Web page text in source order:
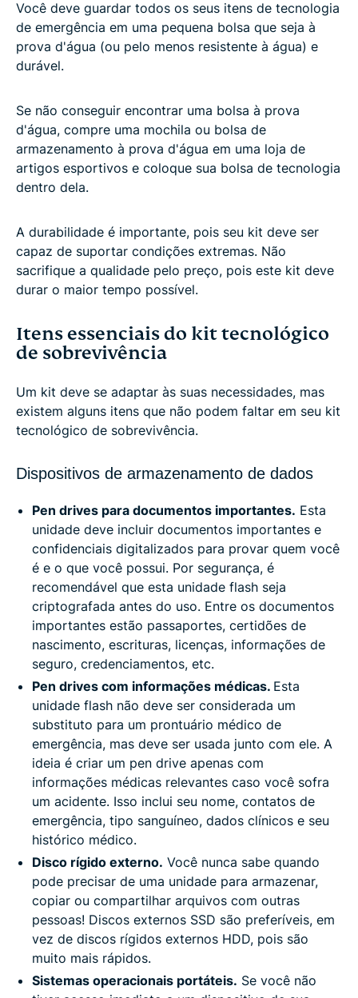
Você deve guardar todos os seus itens de tecnologia
de emergência em uma pequena bolsa que seja à
prova d'água (ou pelo menos resistente à água) e
durável.
Se não conseguir encontrar uma bolsa à prova
d'água, compre uma mochila ou bolsa de
armazenamento à prova d'água em uma loja de
artigos esportivos e coloque sua bolsa de tecnologia
dentro dela.
A durabilidade é importante, pois seu kit deve ser
capaz de suportar condições extremas. Não
sacrifique a qualidade pelo preço, pois este kit deve
durar o maior tempo possível.
Itens essenciais do kit tecnológico
de sobrevivência
Um kit deve se adaptar às suas necessidades, mas
existem alguns itens que não podem faltar em seu kit
tecnológico de sobrevivência.
Dispositivos de armazenamento de dados
Pen drives para documentos importantes. Esta
unidade deve incluir documentos importantes e
confidenciais digitalizados para provar quem você
é e o que você possui. Por segurança, é
recomendável que esta unidade flash seja
criptografada antes do uso. Entre os documentos
importantes estão passaportes, certidões de
nascimento, escrituras, licenças, informações de
seguro, credenciamentos, etc.
Pen drives com informações médicas. Esta
unidade flash não deve ser considerada um
substituto para um prontuário médico de
emergência, mas deve ser usada junto com ele. A
ideia é criar um pen drive apenas com
informações médicas relevantes caso você sofra
um acidente. Isso inclui seu nome, contatos de
emergência, tipo sanguíneo, dados clínicos e seu
histórico médico.
Disco rígido externo. Você nunca sabe quando
pode precisar de uma unidade para armazenar,
copiar ou compartilhar arquivos com outras
pessoas! Discos externos SSD são preferíveis, em
vez de discos rígidos externos HDD, pois são
muito mais rápidos.
Sistemas operacionais portáteis. Se você não